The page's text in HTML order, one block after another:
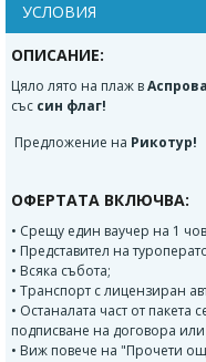
УСЛОВИЯ
ОПИСАНИЕ:
Цяло лято на плаж в
със син флаг!
Предложение на Рикотур!
ОФЕРТАТА ВКЛЮЧВА:
• Срещу един ваучер на 1
• Представител на
• Всяка събота;
• Транспорт с лицензиран
• Останалата част от
подписване на договора
• Виж повече на "Прочети